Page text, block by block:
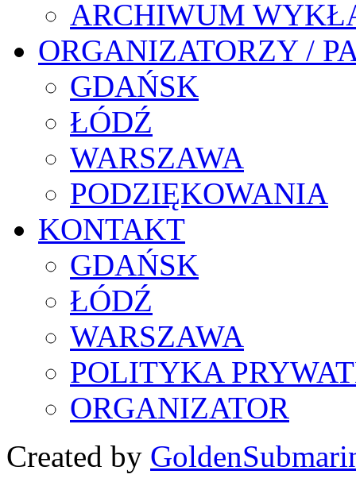
ARCHIWUM
ORGANIZATORZY /
GDAŃSK
ŁÓDŹ
WARSZAWA
PODZIĘKOWANIA
KONTAKT
GDAŃSK
ŁÓDŹ
WARSZAWA
POLITYKA
ORGANIZATOR
Created by